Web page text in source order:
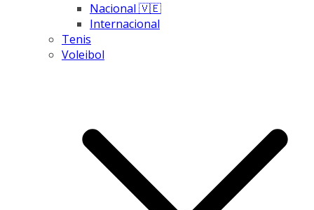
Nacional 🇻🇪
Internacional
Tenis
Voleibol